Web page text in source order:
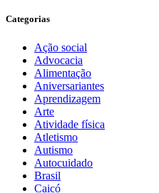
Categorias
Ação social
Advocacia
Alimentação
Aniversariantes
Aprendizagem
Arte
Atividade física
Atletismo
Autismo
Autocuidado
Brasil
Caicó